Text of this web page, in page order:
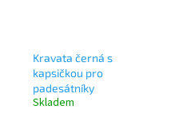
Kravata černá s
kapsičkou pro
padesátníky
Skladem